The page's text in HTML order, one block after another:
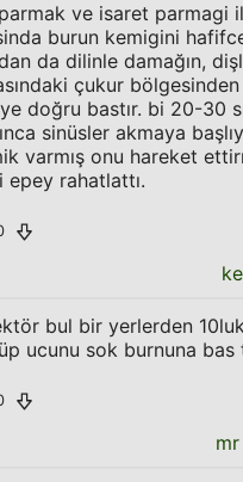
ve isaret parmagi
burun kemigini
da dilinle damağın,
çukur
doğru bastır. bi 20-30
sinüsler akmaya
varmış onu hareket
epey rahatlattı.
bul bir yerlerden
ucunu sok burnuna bas